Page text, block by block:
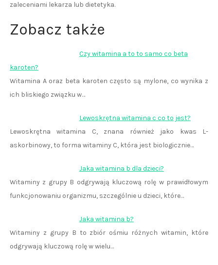
zaleceniami lekarza lub dietetyka.
Zobacz także
Czy witamina a to to samo co beta
karoten?
Witamina A oraz beta karoten często są mylone, co wynika z
ich bliskiego związku w…
Lewoskrętna witamina c co to jest?
Lewoskrętna witamina C, znana również jako kwas L-
askorbinowy, to forma witaminy C, która jest biologicznie…
Jaka witamina b dla dzieci?
Witaminy z grupy B odgrywają kluczową rolę w prawidłowym
funkcjonowaniu organizmu, szczególnie u dzieci, które…
Jaka witamina b?
Witaminy z grupy B to zbiór ośmiu różnych witamin, które
odgrywają kluczową rolę w wielu…